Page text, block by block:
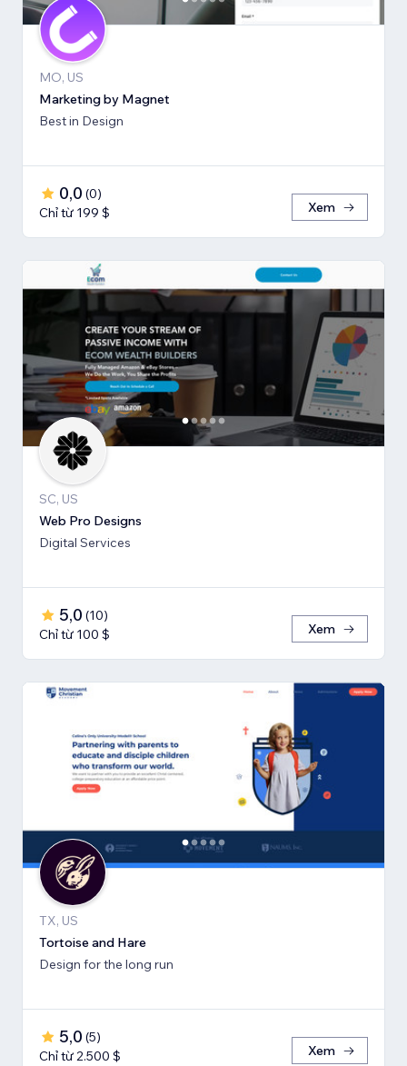
MO, US
Marketing by Magnet
Best in Design
0,0 (0)
Chỉ từ 199 $
Xem
SC, US
Web Pro Designs
Digital Services
5,0 (10)
Chỉ từ 100 $
Xem
TX, US
Tortoise and Hare
Design for the long run
5,0 (5)
Chỉ từ 2.500 $
Xem